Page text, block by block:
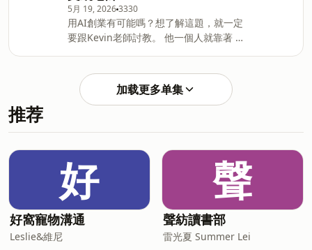
的創業知識，可
買課程可使用折扣碼【HHMOFANS83】
享83折優惠！ Harry Lin 墨樊創顧公司執
行長 本業是創業教育老師，副業做了幾個
電商品牌、開了一間很好吃的居酒屋、同
時也是一位內容創作者。 - 墨樊創顧 是一
間創業
做差異化， 以及身為一個從傳統娛樂產業
出走的人，他如何一步步建立起自己的商
業定位。 如果你也在想「斜槓」、「轉
型」、或是「個人品牌變現」，這集絕對
值得聽完。 想了解更多酷炫老師的短影音
實戰內容，點選這裡可以看更多！ (如連
結無法開啟，可以點擊這邊：
Harry Lin 墨樊創顧公司執行長 本業是創
了一間很好吃的居酒屋、同時也是一位內
容創作者。 - 墨樊創顧 是一間創業教育顧
問
5月 19, 20263330
用AI創業有可能嗎？想了解這題，就一定
要跟Kevin老師討教。 他一個人就靠著 AI
式，卻有人可以達到收入六位數的規模。
這麼多人AI翻車，企業到底都跟Kevin老
https://withwind.co/7AcQR 讓你掌握企
業級AI落地思維，逆襲創業當老闆。
Harry Lin 墨樊創顧公司執行長 本業是創
業教育老師，副業做了幾個電商品牌、開
了一間很好吃的居酒屋、同時也是一位內
容創作者。 - 墨樊創顧 是一間創業教育顧
問公司，我們在自媒體平台上的名字大家
加载更多单集
推荐
好
好窩寵物溝通
Leslie&維尼
聲
聲紡讀書部
雷光夏 Summer Lei